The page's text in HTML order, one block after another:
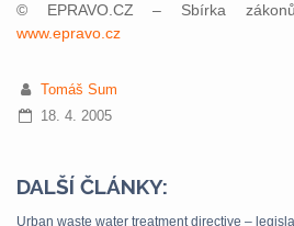
© EPRAVO.CZ – Sbírka
www.epravo.cz
Tomáš Sum
18. 4. 2005
DALŠÍ ČLÁNKY:
Urban waste water treatment directive –